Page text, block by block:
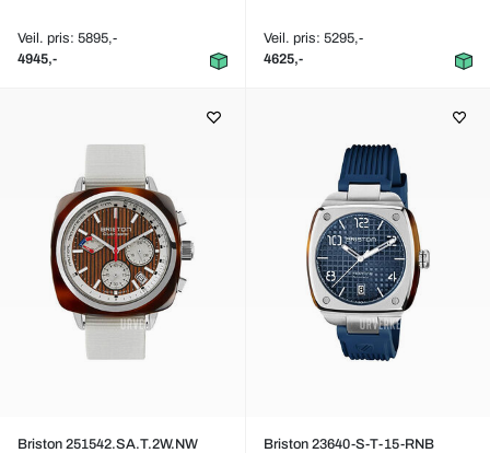
Veil. pris: 5895,-
4945,-
Veil. pris: 5295,-
4625,-
Briston 251542.SA.T.2W.NW
Briston 23640-S-T-15-RNB